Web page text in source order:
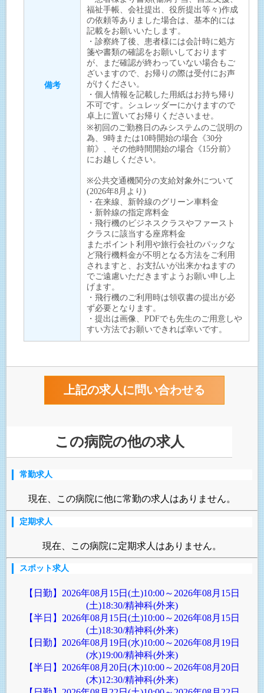
備考
福祉手帳、会社提出、役所提出等々)作成
の依頼等ありました場合は、基本的には
記載をお願いいたします。
・診察終了後、患者様には会計時に処方
箋や書類の確認をお願いしております
が、まだ確認が終わっていない場合もご
ざいますので、お帰りの際は受付にお声
がけください。
・個人情報を記載した用紙はお持ち帰り
不可です。シュレッダーにかけますので
卓上に置いてお帰りくださいませ。
※初回のご勤務日のみシステムのご説明の
為、9時または10時開始の場合《30分
前》、その他時間開始の場合《15分前》
にお越しください。
※公共交通機関分の支給対象外について
(2026年8月より)
・在来線、新幹線のグリーン車料金
・新幹線の指定席料金
・飛行機のビジネスクラスやファースト
クラスに該当する座席料金
またポイント利用や旅行会社のパックな
ど飛行機料金が不明となる方法をご利用
されますと、お支払いが出来かねますの
でご遠慮いただきますようお願い申し上
げます。
・飛行機のご利用時は領収書の提出が必
ず必要となります。
・提出は画像、PDFでも先生のご用意しや
すい方法でお願いできれば幸いです。
この病院の他の求人
常勤求人
現在、この病院に他に常勤の求人はありません。
定期求人
現在、この病院に定期求人はありません。
スポット求人
【日勤】2026年08月15日(土)10:00～2026年08月15日
(土)18:30/精神科(外来)
【半日】2026年08月15日(土)10:00～2026年08月15日
(土)18:30/精神科(外来)
【日勤】2026年08月19日(水)10:00～2026年08月19日
(水)19:00/精神科(外来)
【半日】2026年08月20日(木)10:00～2026年08月20日
(木)12:30/精神科(外来)